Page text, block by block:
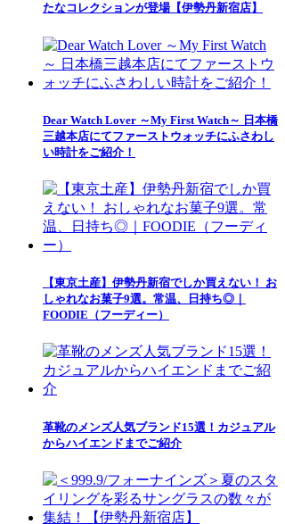
たなコレクションが登場【伊勢丹新宿店】
Dear Watch Lover ～My First Watch～ 日本橋
三越本店にてファーストウォッチにふさわし
い時計をご紹介！
【東京土産】伊勢丹新宿でしか買えない！ お
しゃれなお菓子9選。常温、日持ち◎｜
FOODIE（フーディー）
革靴のメンズ人気ブランド15選！カジュアル
からハイエンドまでご紹介